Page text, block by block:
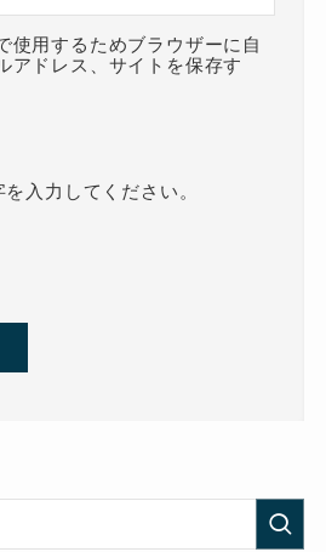
使用するためブラウザーに自
アドレス、サイトを保存す
を入力してください。